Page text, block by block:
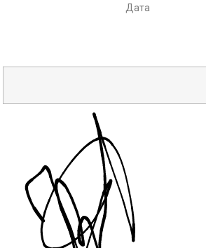
Дата